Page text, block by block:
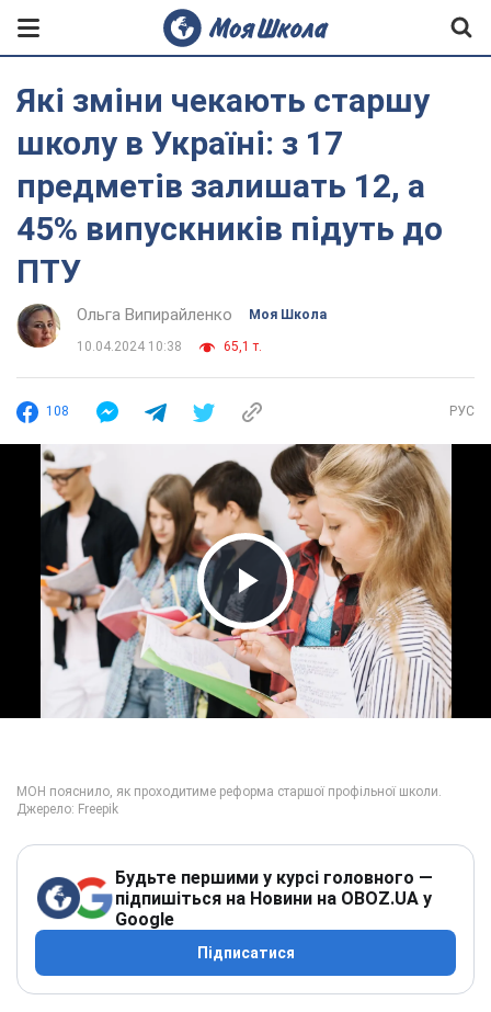
Які зміни чекають старшу
школу в Україні: з 17
предметів залишать 12, а
45% випускників підуть до
ПТУ
Ольга Випирайленко Моя Школа
10.04.2024 10:38 65,1 т.
108 РУС
Play Video
Будьте першими у курсі головного —
підпишіться на Новини на OBOZ.UA у
Google
Підписатися